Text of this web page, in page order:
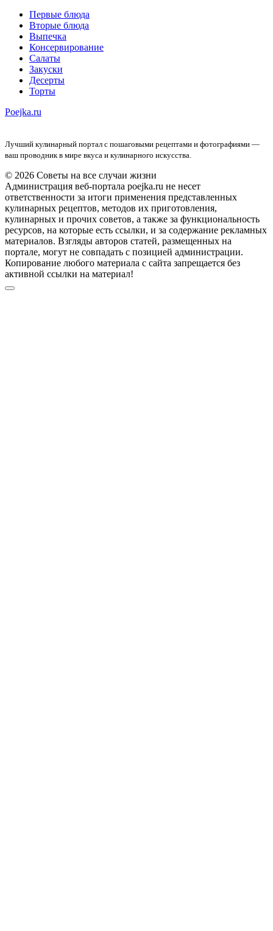
Первые блюда
Вторые блюда
Выпечка
Консервирование
Салаты
Закуски
Десерты
Торты
Poejka.ru
Лучший кулинарный портал с пошаговыми рецептами и фотографиями —
ваш проводник в мире вкуса и кулинарного искусства.
© 2026 Советы на все случаи жизни
Администрация веб-портала poejka.ru не несет
ответственности за итоги применения представленных
кулинарных рецептов, методов их приготовления,
кулинарных и прочих советов, а также за функциональность
ресурсов, на которые есть ссылки, и за содержание рекламных
материалов. Взгляды авторов статей, размещенных на
портале, могут не совпадать с позицией администрации.
Копирование любого материала с сайта запрещается без
активной ссылки на материал!